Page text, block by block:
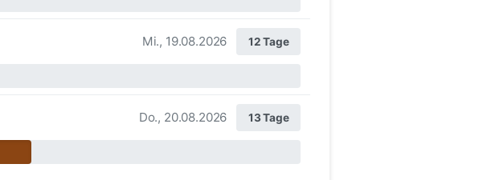
Mi., 19.08.2026 12 Tage
Do., 20.08.2026 13 Tage